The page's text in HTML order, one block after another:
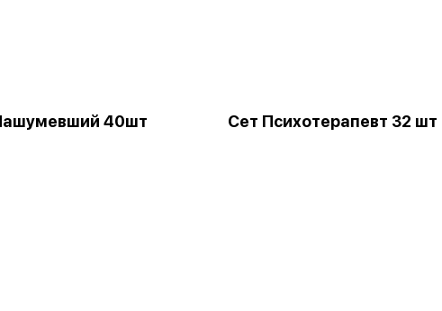
40шт Сет Психотерапевт 32 шт